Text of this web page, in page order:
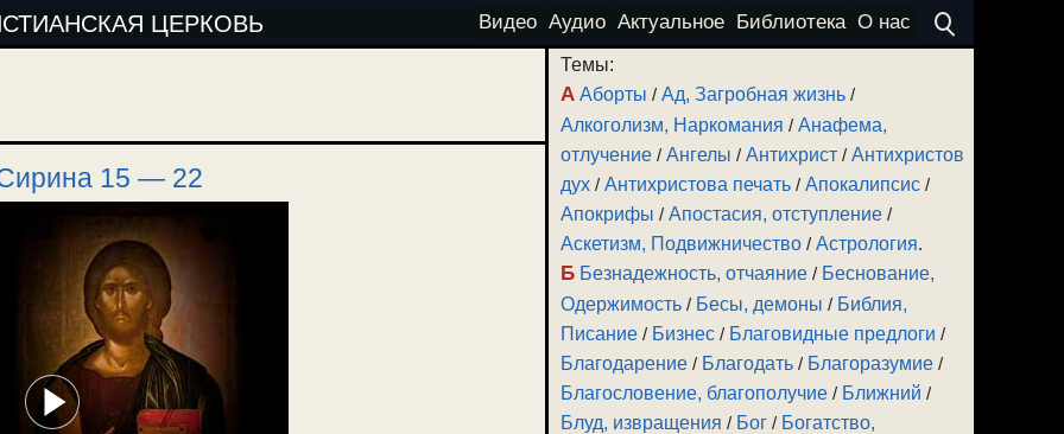
ЦЕРКОВЬ Видео Аудио Актуальное Библиотека О нас
15 — 22
Темы:
А Аборты /Ад, Загробная жизнь /
Алкоголизм, Наркомания /Анафема,
отлучение /Ангелы /Антихрист /Антихристов
дух /Антихристова печать /Апокалипсис /
Апокрифы /Апостасия, отступление /
Аскетизм, Подвижничество /Астрология.
Б Безнадежность, отчаяние / Беснование,
Одержимость / Бесы, демоны / Библия,
Писание / Бизнес / Благовидные предлоги /
Благодарение / Благодать / Благоразумие /
Благословение, благополучие / Ближний /
Блуд, извращения / Бог / Богатство,